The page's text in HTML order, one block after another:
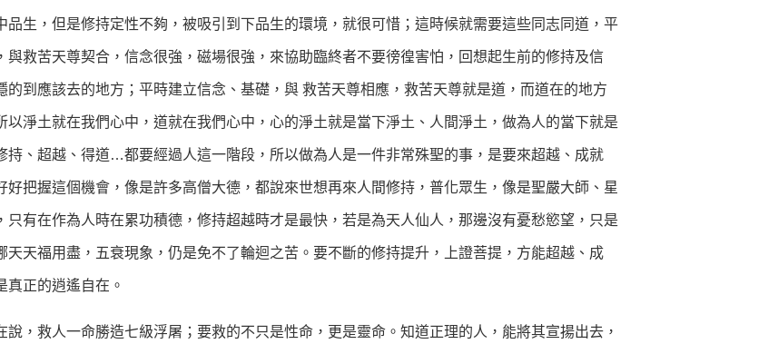
品生，但是修持定性不夠，被吸引到下品生的環境，就很可惜；這時候就需要這些同志同道，平
與救苦天尊契合，信念很強，磁場很強，來協助臨終者不要徬徨害怕，回想起生前的修持及信
的到應該去的地方；平時建立信念、基礎，與 救苦天尊相應，救苦天尊就是道，而道在的地方
以淨土就在我們心中，道就在我們心中，心的淨土就是當下淨土、人間淨土，做為人的當下就是
持、超越、得道…都要經過人這一階段，所以做為人是一件非常殊聖的事，是要來超越、成就
好把握這個機會，像是許多高僧大德，都說來世想再來人間修持，普化眾生，像是聖嚴大師、星
有在作為人時在累功積德，修持超越時才是最快，若是為天人仙人，那邊沒有憂愁慾望，只是
天天福用盡，五衰現象，仍是免不了輪迴之苦。要不斷的修持提升，上證菩提，方能超越、成
真正的逍遙自在。
救人一命勝造七級浮屠；要救的不只是性命，更是靈命。知道正理的人，能將其宣揚出去，